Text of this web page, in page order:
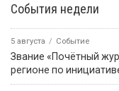
События недели
5 августа Событие
Звание «Почётный
регионе по